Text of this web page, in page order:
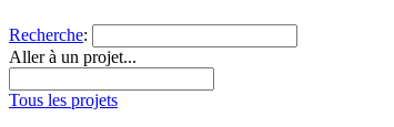
Recherche:
Aller à un projet...
Tous les projets